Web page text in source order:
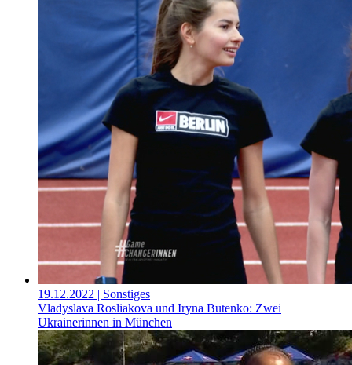
19.12.2022 | Sonstiges
Vladyslava Rosliakova und Iryna Butenko: Zwei
Ukrainerinnen in München